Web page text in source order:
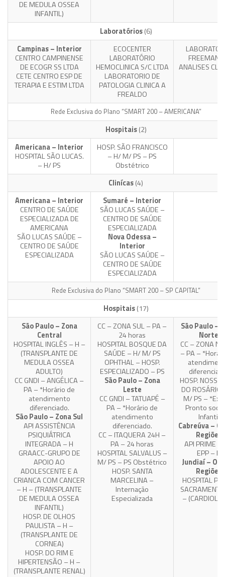
DE MEDULA OSSEA
INFANTIL)
Laboratórios(6)
Campinas – Interior
CENTRO CAMPINENSE
DE ECOGR SS LTDA
CETE CENTRO ESP DE
TERAPIA E ESTIM LTDA
ECOCENTER
LABORATÓRIO
HEMOCLINICA S/C LTDA
LABORATORIO DE
PATOLOGIA CLINICA A
FREALDO
FREEMAN
ANALISES
Rede Exclusiva do Plano “SMART 200 – AMERICANA”
Hospitais(2)
Americana – Interior
HOSPITAL SÃO LUCAS.
– H/ PS
HOSP. SÃO FRANCISCO
– H/ M/ PS – PS
Obstétrico
Clinícas(4)
Americana – Interior
CENTRO DE SAÚDE
ESPECIALIZADA DE
AMERICANA
SÃO LUCAS SAÚDE –
CENTRO DE SAÚDE
ESPECIALIZADA
Sumaré – Interior
SÃO LUCAS SAÚDE –
CENTRO DE SAÚDE
ESPECIALIZADA
Nova Odessa –
Interior
SÃO LUCAS SAÚDE –
CENTRO DE SAÚDE
ESPECIALIZADA
Rede Exclusiva do Plano “SMART 200 – SP CAPITAL”
Hospitais(17)
São Paulo – Zona
Central
HOSPITAL INGLÊS – H –
(TRANSPLANTE DE
MEDULA OSSEA
ADULTO)
CC GNDI – ANGÉLICA –
PA – *Horário de
atendimento
diferenciado.
São Paulo – Zona Sul
API ASSISTÊNCIA
PSIQUIÁTRICA
INTEGRADA – H
GRAACC-GRUPO DE
APOIO AO
ADOLESCENTE E A
CRIANCA COM CANCER
– H – (TRANSPLANTE
DE MEDULA OSSEA
INFANTIL)
HOSP. DE OLHOS
PAULISTA – H –
(TRANSPLANTE DE
CORNEA)
HOSP. DO RIM E
HIPERTENSÃO – H –
(TRANSPLANTE RENAL)
CC – ZONA SUL – PA –
24 horas
HOSPITAL BOSQUE DA
SAÚDE – H/ M/ PS
OPHTHAL – HOSP.
ESPECIALIZADO – PS
São Paulo – Zona
Leste
CC GNDI – TATUAPÉ –
PA – *Horário de
atendimento
diferenciado.
CC – ITAQUERA 24H –
PA – 24 horas
HOSPITAL SALVALUS –
M/ PS – PS Obstétrico
HOSP. SANTA
MARCELINA –
Internação
Especializada
São Paulo –
Norte
CC – ZONA
– PA –
HOSP. NOSSA
DO ROSÁRIO
M/ PS –
Pronto
Infantil
Cabreúva –
Regiões
API PRIME
EPP – H
Jundiaí –
Regiões
HOSPITAL
–